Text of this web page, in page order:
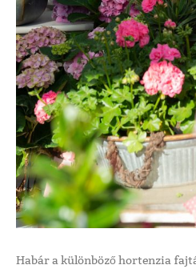
Habár a különböző hortenzia